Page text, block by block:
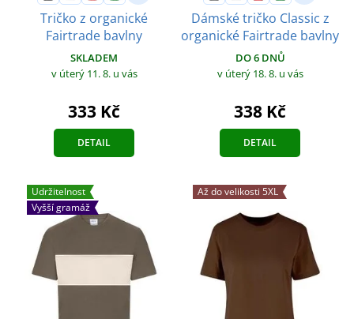
Tričko z organické
Fairtrade bavlny
SKLADEM
v úterý 11. 8. u vás
333 Kč
DETAIL
Dámské tričko Classic z
organické Fairtrade bavlny
DO 6 DNŮ
v úterý 18. 8. u vás
338 Kč
DETAIL
Udržitelnost
Vyšší gramáž
Až do velikosti 5XL